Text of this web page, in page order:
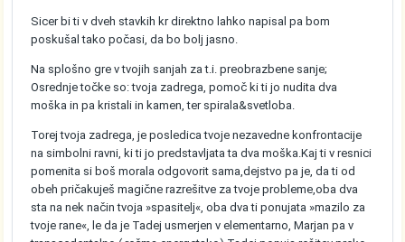
Sicer bi ti v dveh stavkih kr direktno lahko napisal pa bom
poskušal tako počasi, da bo bolj jasno.
Na splošno gre v tvojih sanjah za t.i. preobrazbene sanje;
Osrednje točke so: tvoja zadrega, pomoč ki ti jo nudita dva
moška in pa kristali in kamen, ter spirala&svetloba.
Torej tvoja zadrega, je posledica tvoje nezavedne konfrontacije
na simbolni ravni, ki ti jo predstavljata ta dva moška.Kaj ti v resnici
pomenita si boš morala odgovorit sama,dejstvo pa je, da ti od
obeh pričakuješ magične razrešitve za tvoje probleme,oba dva
sta na nek način tvoja »spasitelj«, oba dva ti ponujata »mazilo za
tvoje rane«, le da je Tadej usmerjen v elementarno, Marjan pa v